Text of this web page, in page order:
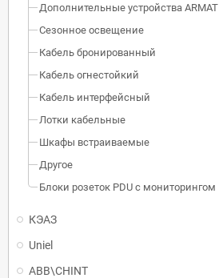
Дополнительные устройства ARMAT
Сезонное освещение
Кабель бронированный
Кабель огнестойкий
Кабель интерфейсный
Лотки кабельные
Шкафы встраиваемые
Другое
Блоки розеток PDU с мониторингом
КЭАЗ
Uniel
ABB\CHINT